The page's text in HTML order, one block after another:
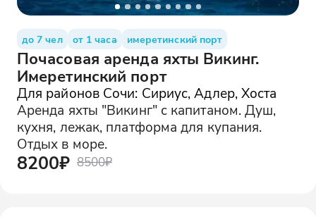
до 7 чел от 1 часа имеретинский порт
Почасовая аренда яхты Викинг.
Имеретинский порт
Для районов Сочи: Сириус, Адлер, Хоста
Аренда яхты "Викинг" с капитаном. Душ,
кухня, лежак, платформа для купания.
Отдых в море.
8200₽ 8500₽